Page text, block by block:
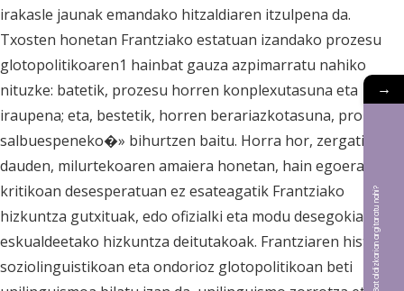
irakasle jaunak emandako hitzaldiaren itzulpena da.
Txosten honetan Frantziako estatuan izandako prozesu
glotopolitikoaren1 hainbat gauza azpimarratu nahiko
nituzke: batetik, prozesu horren konplexutasuna eta
iraupena; eta, bestetik, horren berariazkotasuna, prozesua
salbuespeneko�» bihurtzen baitu. Horra hor, zergatik
dauden, milurtekoaren amaiera honetan, hain egoera
kritikoan desesperatuan ez esateagatik Frantziako
hizkuntza gutxituak, edo ofizialki eta modu desegokian
eskualdeetako hizkuntza deitutakoak. Frantziaren historia
soziolinguistikoan eta ondorioz glotopolitikoan beti
→
Bat aldizkarian argitaratu nahi?